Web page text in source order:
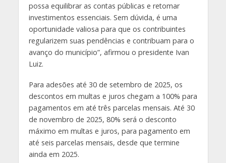
possa equilibrar as contas públicas e retomar
investimentos essenciais. Sem dúvida, é uma
oportunidade valiosa para que os contribuintes
regularizem suas pendências e contribuam para o
avanço do município”, afirmou o presidente Ivan
Luiz.
Para adesões até 30 de setembro de 2025, os
descontos em multas e juros chegam a 100% para
pagamentos em até três parcelas mensais. Até 30
de novembro de 2025, 80% será o desconto
máximo em multas e juros, para pagamento em
até seis parcelas mensais, desde que termine
ainda em 2025.